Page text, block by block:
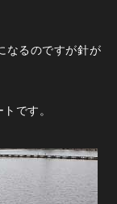
なるのですが針が
です。